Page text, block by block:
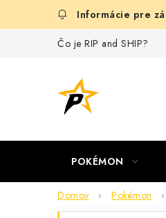
Čo je RIP and SHIP?
POKÉMON
Domov Pokémon